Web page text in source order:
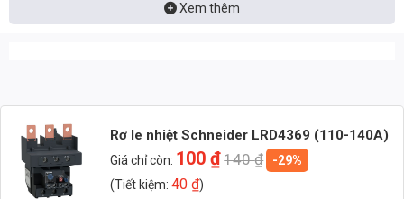
Xem thêm
Rơ le nhiệt Schneider LRD4369 (110-140A)
Giá chỉ còn: 100₫140₫
-29%
(Tiết kiệm:40₫)